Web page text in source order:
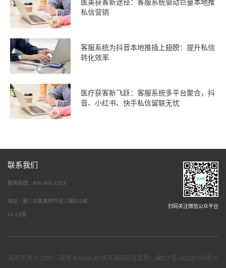
医美获客新途径：客服系统驱动巨量本地推
私信营销
客服系统为抖音本地推插上翅膀：提升私信
转化效率
医疗获客新飞跃：客服系统多平台聚合，抖
音、小红书、快手私信留联无忧
联系我们
服务热线：400-900-1323
地址：厦门市集美软件园三期B20栋
11-13层
扫码关注微信公众平台
版权所有 © 2007 - 现在 Kriston.AI 快商通网站备案号：闽ICP备08108754号-5